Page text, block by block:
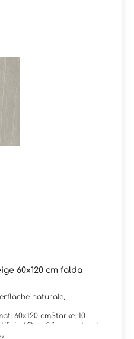
60x120 cm falda
naturale,
60x120 cmStärke: 10
naturale
R10